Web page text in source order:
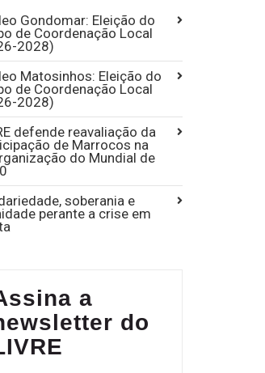
Gondomar: Eleição do
de Coordenação Local
2028)
Matosinhos: Eleição do
de Coordenação Local
2028)
defende reavaliação da
de Marrocos na
do Mundial de
soberania e
perante a crise em
a
do